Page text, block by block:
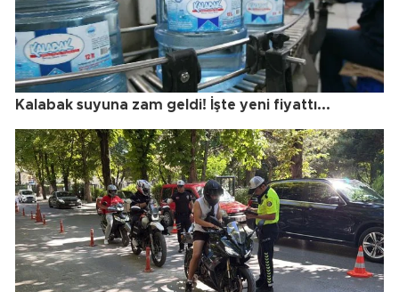
Kalabak suyuna zam geldi! İşte yeni fiyattı...